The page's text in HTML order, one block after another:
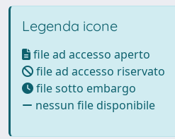
Legenda icone
file ad accesso aperto
file ad accesso riservato
file sotto embargo
nessun file disponibile